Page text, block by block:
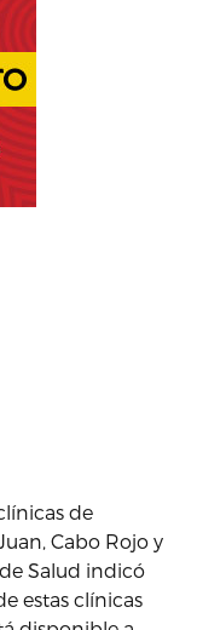
de
Cabo Rojo y
Salud indicó
estas clínicas